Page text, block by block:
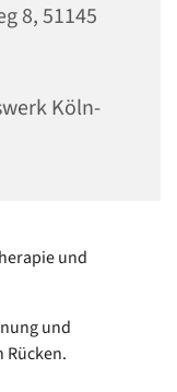
8, 51145
Köln-
und
und
Rücken.